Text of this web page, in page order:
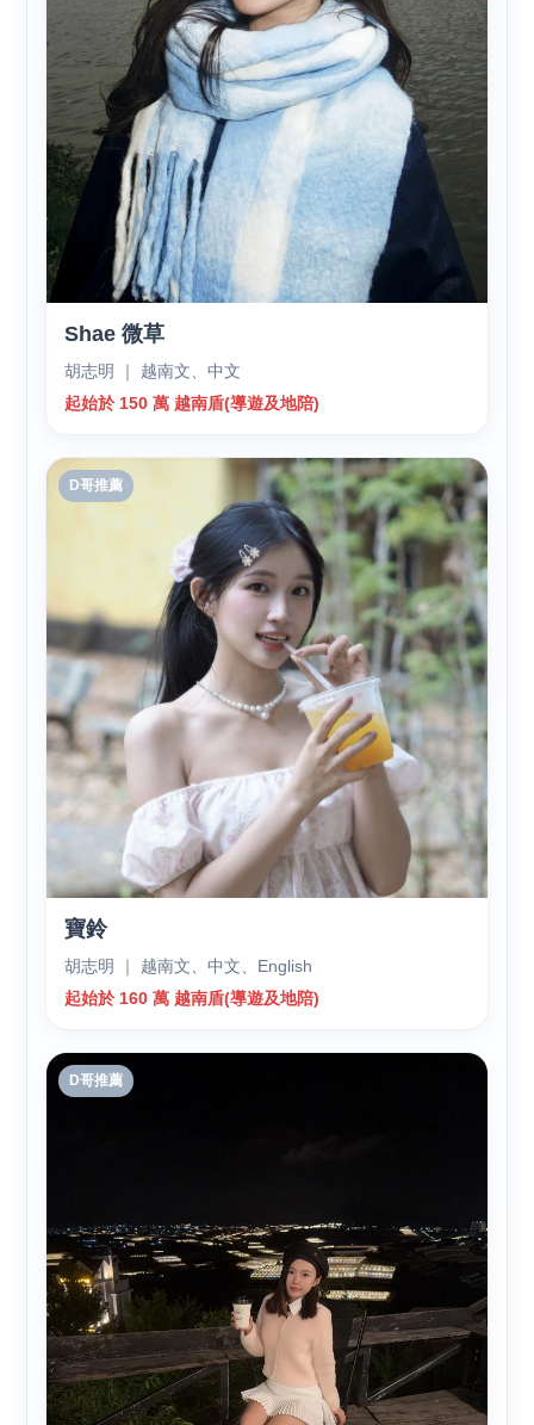
Shae 微草
胡志明 ｜ 越南文、中文
起始於 150 萬 越南盾(導遊及地陪)
D哥推薦
寶鈴
胡志明 ｜ 越南文、中文、English
起始於 160 萬 越南盾(導遊及地陪)
D哥推薦